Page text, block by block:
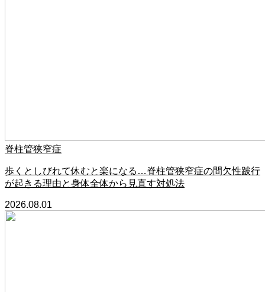
脊柱管狭窄症
歩くとしびれて休むと楽になる…脊柱管狭窄症の間欠性跛行
が起きる理由と身体全体から見直す対処法
2026.08.01